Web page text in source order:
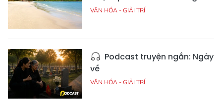
VĂN HÓA - GIẢI TRÍ
Podcast truyện ngắn: Ngày
về
VĂN HÓA - GIẢI TRÍ